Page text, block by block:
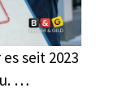
seit 2023
…